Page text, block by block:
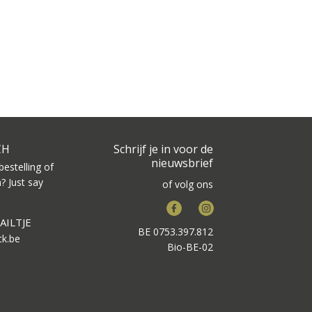
of
Just say
Schrijf je in voor de
nieuwsbrief
of volg ons
FacebookInstagram
BE 0753.397.812
Bio-BE-02